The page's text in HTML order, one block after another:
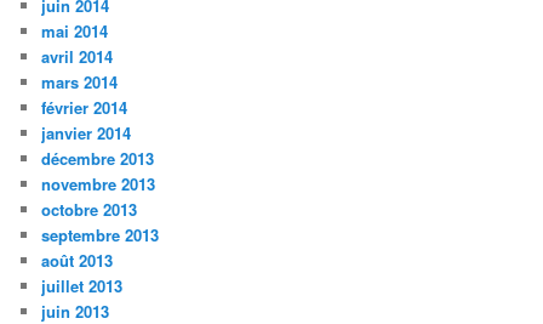
juin 2014
mai 2014
avril 2014
mars 2014
février 2014
janvier 2014
décembre 2013
novembre 2013
octobre 2013
septembre 2013
août 2013
juillet 2013
juin 2013